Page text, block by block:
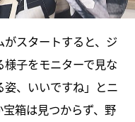
スタートすると、ジ
子をモニターで見な
、いいですね」とニ
箱は見つからず、野